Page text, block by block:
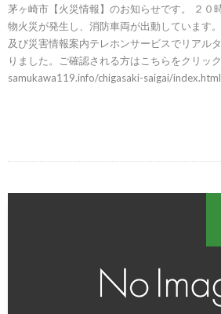
茅ヶ崎市【火災情報】のお知らせです。 ２０
物火災が発生し、消防車両が出動しています
及び災害情報案内テレホンサービスでリアル
りました。ご確認される方はこちらをクリッ
samukawa119.info/chigasaki-saigai/